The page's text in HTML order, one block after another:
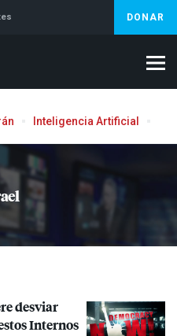
DONAR
Inteligencia Artificial
desviar
Internos